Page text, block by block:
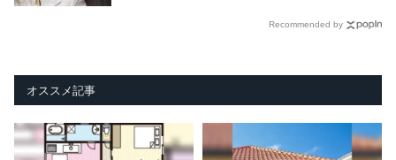
Recommended by
オススメ記事